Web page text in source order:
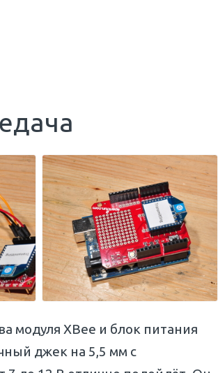
модуля XBee и блок питания
джек на 5,5 мм с